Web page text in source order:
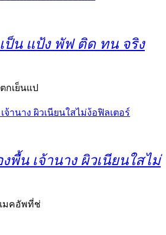
ป็น แป้ง พัฟ ติด ทน จริง
กเย็นแป
พื้น เจ้านาง ผิวเนียนใสไม่
มคอัพที่ช่